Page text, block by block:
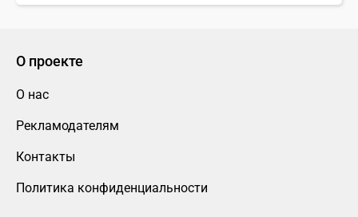
О проекте
О нас
Рекламодателям
Контакты
Политика конфиденциальности